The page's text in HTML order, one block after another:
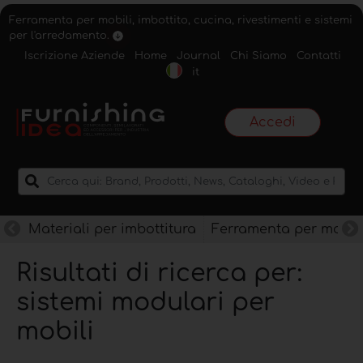
Ferramenta per mobili, imbottito, cucina, rivestimenti e sistemi
per l'arredamento.
Iscrizione Aziende
Home Journal Chi Siamo
Contatti
it
Accedi
Materiali per imbottitura Ferramenta per mobili
Risultati di ricerca per:
sistemi modulari per
mobili